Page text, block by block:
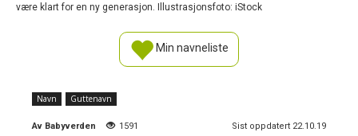
være klart for en ny generasjon. Illustrasjonsfoto: iStock
Min navneliste
Navn Guttenavn
Av Babyverden 1591 Sist oppdatert 22.10.19